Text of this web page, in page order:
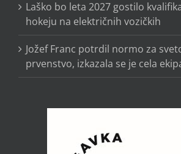
Laško bo leta 2027 gostilo
hokeju na električnih vozičkih
Jožef Franc potrdil normo za
prvenstvo, izkazala se je cela